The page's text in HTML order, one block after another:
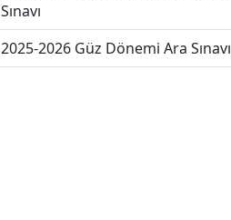
Sınavı
2025-2026 Güz Dönemi Ara Sınavı